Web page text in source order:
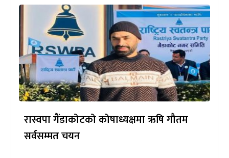
रास्वपा गैंडाकोटको कोषाध्यक्षमा ऋषि गौतम
सर्वसम्मत चयन